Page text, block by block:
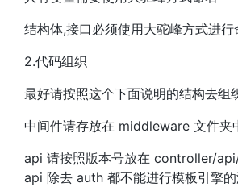
结构体,接口必须使用大驼峰方式进行
2.代码组织
最好请按照这个下面说明的结构去组
中间件请存放在 middleware 文件夹
api 请按照版本号放在 controller/
api 除去 auth 都不能进行模板引擎